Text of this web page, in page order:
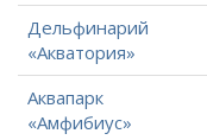
Дельфинарий
«Акватория»
Аквапарк
«Амфибиус»